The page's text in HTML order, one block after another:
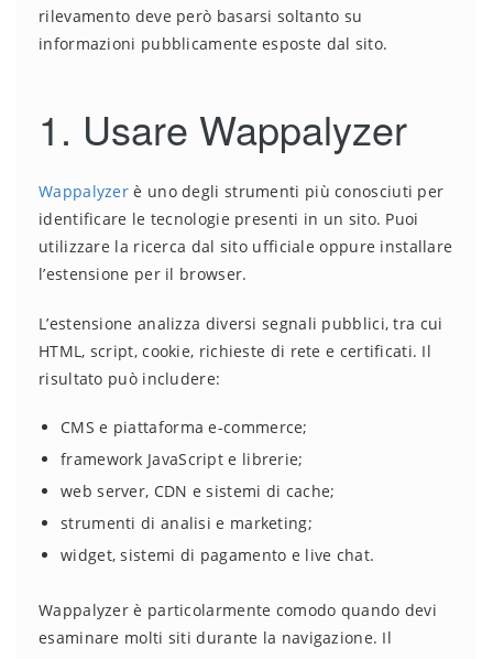
rilevamento deve però basarsi soltanto su
informazioni pubblicamente esposte dal sito.
1. Usare Wappalyzer
Wappalyzer è uno degli strumenti più conosciuti per
identificare le tecnologie presenti in un sito. Puoi
utilizzare la ricerca dal sito ufficiale oppure installare
l’estensione per il browser.
L’estensione analizza diversi segnali pubblici, tra cui
HTML, script, cookie, richieste di rete e certificati. Il
risultato può includere:
CMS e piattaforma e-commerce;
framework JavaScript e librerie;
web server, CDN e sistemi di cache;
strumenti di analisi e marketing;
widget, sistemi di pagamento e live chat.
Wappalyzer è particolarmente comodo quando devi
esaminare molti siti durante la navigazione. Il